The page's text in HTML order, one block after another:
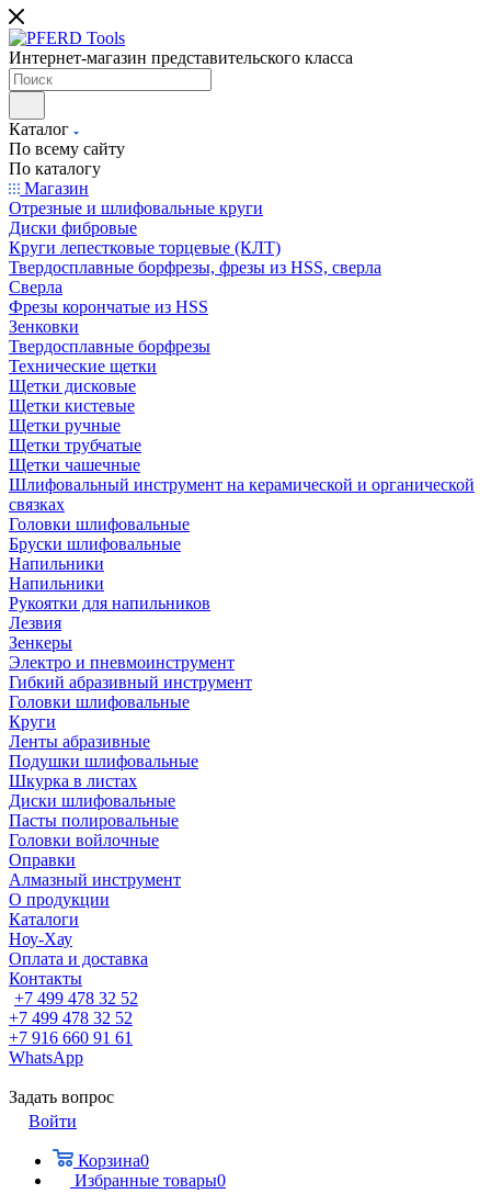
Интернет-магазин представительского класса
Каталог
По всему сайту
По каталогу
Магазин
Отрезные и шлифовальные круги
Диски фибровые
Круги лепестковые торцевые (КЛТ)
Твердосплавные борфрезы, фрезы из HSS, сверла
Сверла
Фрезы корончатые из HSS
Зенковки
Твердосплавные борфрезы
Технические щетки
Щетки дисковые
Щетки кистевые
Щетки ручные
Щетки трубчатые
Щетки чашечные
Шлифовальный инструмент на керамической и органической
связках
Головки шлифовальные
Бруски шлифовальные
Напильники
Напильники
Рукоятки для напильников
Лезвия
Зенкеры
Электро и пневмоинструмент
Гибкий абразивный инструмент
Головки шлифовальные
Круги
Ленты абразивные
Подушки шлифовальные
Шкурка в листах
Диски шлифовальные
Пасты полировальные
Головки войлочные
Оправки
Алмазный инструмент
О продукции
Каталоги
Ноу-Хау
Оплата и доставка
Контакты
+7 499 478 32 52
+7 499 478 32 52
+7 916 660 91 61
WhatsApp
Задать вопрос
Войти
Корзина0
Избранные товары0